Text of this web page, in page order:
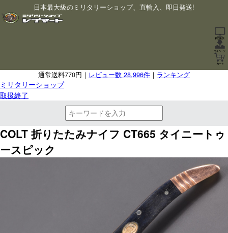
日本最大級のミリタリーショップ、直輸入、即日発送!
通常送料770円｜ レビュー数 28,996件 ｜ ランキング
ミリタリーショップ
取扱終了
COLT 折りたたみナイフ CT665 タイニートゥ
ースピック